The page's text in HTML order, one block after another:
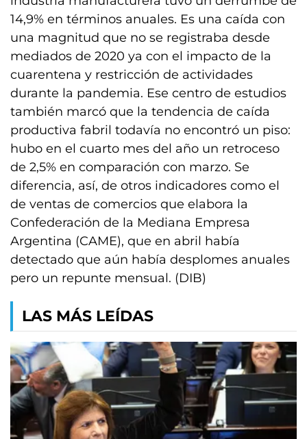
14,9% en términos anuales. Es una caída con
una magnitud que no se registraba desde
mediados de 2020 ya con el impacto de la
cuarentena y restricción de actividades
durante la pandemia. Ese centro de estudios
también marcó que la tendencia de caída
productiva fabril todavía no encontró un piso:
hubo en el cuarto mes del año un retroceso
de 2,5% en comparación con marzo. Se
diferencia, así, de otros indicadores como el
de ventas de comercios que elabora la
Confederación de la Mediana Empresa
Argentina (CAME), que en abril había
detectado que aún había desplomes anuales
pero un repunte mensual. (DIB)
LAS MÁS LEÍDAS